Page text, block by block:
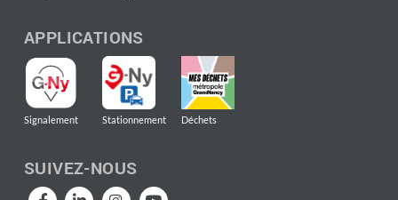
APPLICATIONS
Signalement Stationnement Déchets
SUIVEZ-NOUS